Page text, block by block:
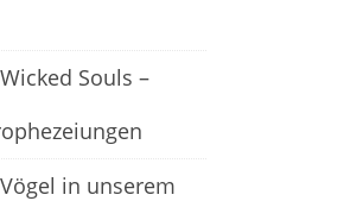
Souls –
in unserem